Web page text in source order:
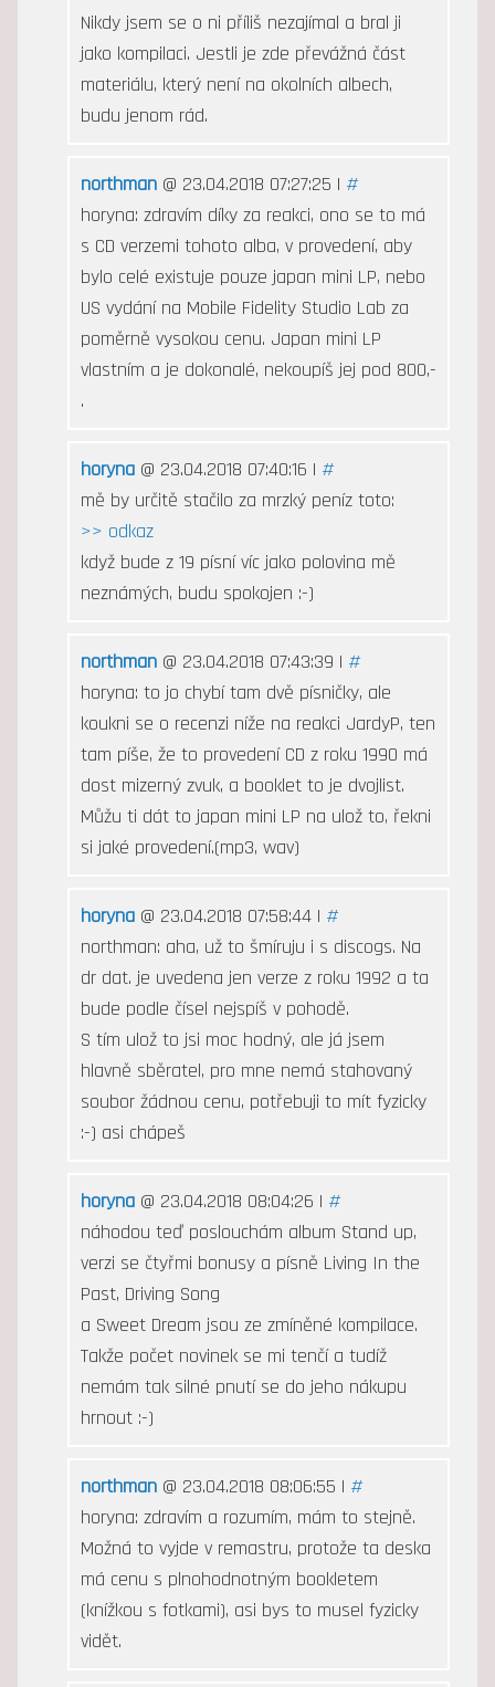
Nikdy jsem se o ni příliš nezajímal a bral ji
jako kompilaci. Jestli je zde převážná část
materiálu, který není na okolních albech,
budu jenom rád.
northman@ 23.04.2018 07:27:25 | #
horyna: zdravím díky za reakci, ono se to má
s CD verzemi tohoto alba, v provedení, aby
bylo celé existuje pouze japan mini LP, nebo
US vydání na Mobile Fidelity Studio Lab za
poměrně vysokou cenu. Japan mini LP
vlastním a je dokonalé, nekoupíš jej pod 800,-
.
horyna@ 23.04.2018 07:40:16 | #
mě by určitě stačilo za mrzký peníz toto:
>> odkaz
když bude z 19 písní víc jako polovina mě
neznámých, budu spokojen :-)
northman@ 23.04.2018 07:43:39 | #
horyna: to jo chybí tam dvě písničky, ale
koukni se o recenzi níže na reakci JardyP, ten
tam píše, že to provedení CD z roku 1990 má
dost mizerný zvuk, a booklet to je dvojlist.
Můžu ti dát to japan mini LP na ulož to, řekni
si jaké provedení.(mp3, wav)
horyna@ 23.04.2018 07:58:44 | #
northman: aha, už to šmíruju i s discogs. Na
dr dat. je uvedena jen verze z roku 1992 a ta
bude podle čísel nejspíš v pohodě.
S tím ulož to jsi moc hodný, ale já jsem
hlavně sběratel, pro mne nemá stahovaný
soubor žádnou cenu, potřebuji to mít fyzicky
:-) asi chápeš
horyna@ 23.04.2018 08:04:26 | #
náhodou teď poslouchám album Stand up,
verzi se čtyřmi bonusy a písně Living In the
Past, Driving Song
a Sweet Dream jsou ze zmíněné kompilace.
Takže počet novinek se mi tenčí a tudíž
nemám tak silné pnutí se do jeho nákupu
hrnout :-)
northman@ 23.04.2018 08:06:55 | #
horyna: zdravím a rozumím, mám to stejně.
Možná to vyjde v remastru, protože ta deska
má cenu s plnohodnotným bookletem
(knížkou s fotkami), asi bys to musel fyzicky
vidět.